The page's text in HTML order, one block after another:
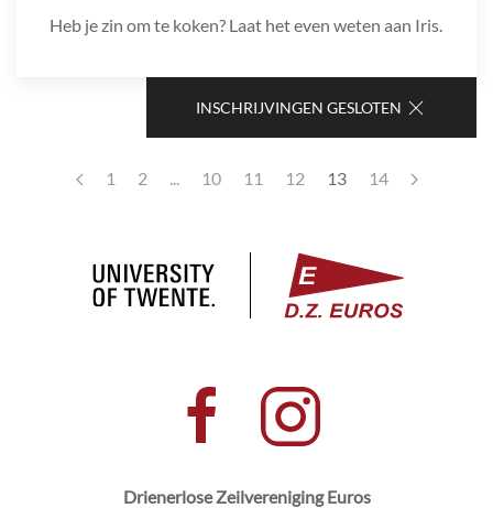
Heb je zin om te koken? Laat het even weten aan Iris.
INSCHRIJVINGEN GESLOTEN
1 2 ... 10 11 12 13 14
Drienerlose Zeilvereniging Euros